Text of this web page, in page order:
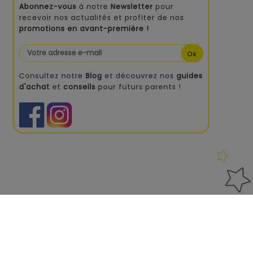
Abonnez-vous à notre Newsletter pour
recevoir nos actualités et profiter de nos
promotions en avant-première !
Consultez notre Blog et découvrez nos guides
d'achat et conseils pour futurs parents !